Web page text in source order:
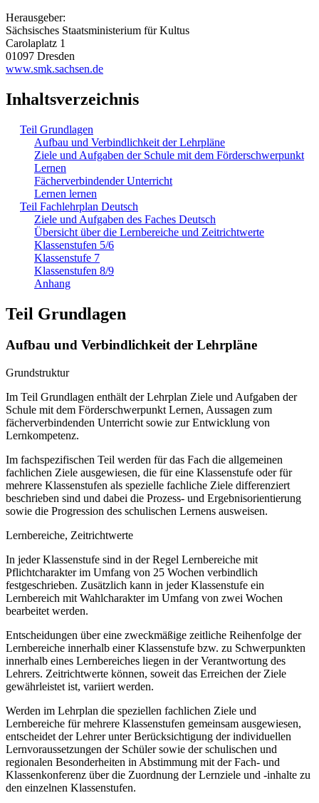
Herausgeber:
Sächsisches Staatsministerium für Kultus
Carolaplatz 1
01097 Dresden
www.smk.sachsen.de
Inhaltsverzeichnis
Teil Grundlagen
Aufbau und Verbindlichkeit der Lehrpläne
Ziele und Aufgaben der Schule mit dem Förderschwerpunkt
Lernen
Fächerverbindender Unterricht
Lernen lernen
Teil Fachlehrplan Deutsch
Ziele und Aufgaben des Faches Deutsch
Übersicht über die Lernbereiche und Zeitrichtwerte
Klassenstufen 5/6
Klassenstufe 7
Klassenstufen 8/9
Anhang
Teil Grundlagen
Aufbau und Verbindlichkeit der Lehrpläne
Grundstruktur
Im Teil Grundlagen enthält der Lehrplan Ziele und Aufgaben der
Schule mit dem Förderschwerpunkt Lernen, Aussagen zum
fächerverbindenden Unterricht sowie zur Entwicklung von
Lernkompetenz.
Im fachspezifischen Teil werden für das Fach die allgemeinen
fachlichen Ziele ausgewiesen, die für eine Klassenstufe oder für
mehrere Klassenstufen als spezielle fachliche Ziele differenziert
beschrieben sind und dabei die Prozess- und Ergebnisorientierung
sowie die Progression des schulischen Lernens ausweisen.
Lernbereiche, Zeitrichtwerte
In jeder Klassenstufe sind in der Regel Lernbereiche mit
Pflichtcharakter im Umfang von 25 Wochen verbindlich
festgeschrieben. Zusätzlich kann in jeder Klassenstufe ein
Lernbereich mit Wahlcharakter im Umfang von zwei Wochen
bearbeitet werden.
Entscheidungen über eine zweckmäßige zeitliche Reihenfolge der
Lernbereiche innerhalb einer Klassenstufe bzw. zu Schwerpunkten
innerhalb eines Lernbereiches liegen in der Verantwortung des
Lehrers. Zeitrichtwerte können, soweit das Erreichen der Ziele
gewährleistet ist, variiert werden.
Werden im Lehrplan die speziellen fachlichen Ziele und
Lernbereiche für mehrere Klassenstufen gemeinsam ausgewiesen,
entscheidet der Lehrer unter Berücksichtigung der individuellen
Lernvoraussetzungen der Schüler sowie der schulischen und
regionalen Besonderheiten in Abstimmung mit der Fach- und
Klassenkonferenz über die Zuordnung der Lernziele und -inhalte zu
den einzelnen Klassenstufen.